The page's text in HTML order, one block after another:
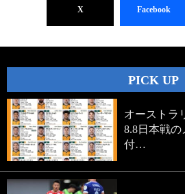
X Facebook
PICK UP
オーストラ
8.8日本戦
付…